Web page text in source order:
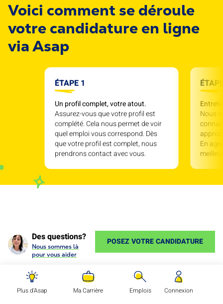
Voici comment se déroule
votre candidature en ligne
via Asap
ÉTAPE 1
Un profil complet, votre atout.
Assurez-vous que votre profil est
complété. Cela nous permet de voir
quel emploi vous correspond. Dès
que votre profil est complet, nous
prendrons contact avec vous.
Nous
En
Des questions?
Nous sommes là
pour vous aider
POSEZ VOTRE CANDIDATURE
Plus d'Asap Ma Carrière Emplois Connexion